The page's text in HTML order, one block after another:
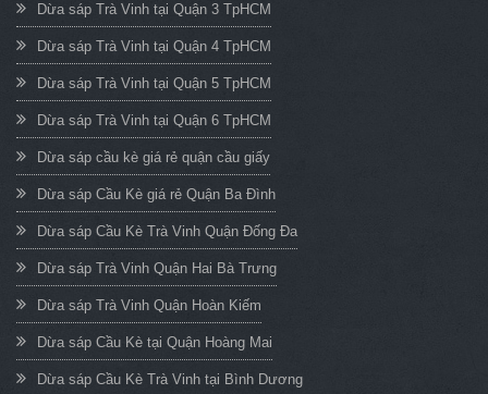
Dừa sáp Trà Vinh tại Quận 3 TpHCM
Dừa sáp Trà Vinh tại Quận 4 TpHCM
Dừa sáp Trà Vinh tại Quận 5 TpHCM
Dừa sáp Trà Vinh tại Quận 6 TpHCM
Dừa sáp cầu kè giá rẻ quận cầu giấy
Dừa sáp Cầu Kè giá rẻ Quận Ba Đình
Dừa sáp Cầu Kè Trà Vinh Quận Đống Đa
Dừa sáp Trà Vinh Quận Hai Bà Trưng
Dừa sáp Trà Vinh Quận Hoàn Kiếm
Dừa sáp Cầu Kè tại Quận Hoàng Mai
Dừa sáp Cầu Kè Trà Vinh tại Bình Dương